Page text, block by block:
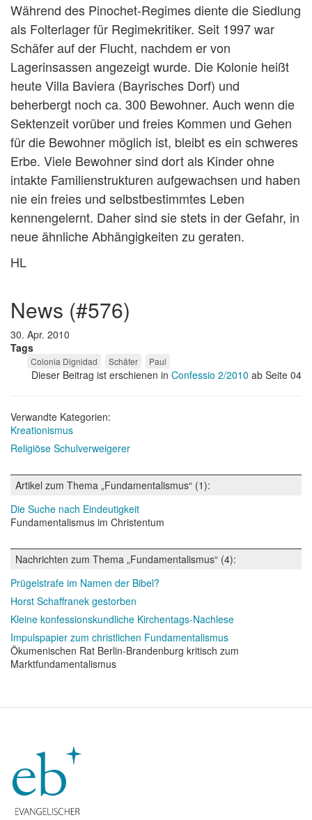
Während des Pinochet-Regimes diente die Siedlung
als Folterlager für Regimekritiker. Seit 1997 war
Schäfer auf der Flucht, nachdem er von
Lagerinsassen angezeigt wurde. Die Kolonie heißt
heute Villa Baviera (Bayrisches Dorf) und
beherbergt noch ca. 300 Bewohner. Auch wenn die
Sektenzeit vorüber und freies Kommen und Gehen
für die Bewohner möglich ist, bleibt es ein schweres
Erbe. Viele Bewohner sind dort als Kinder ohne
intakte Familienstrukturen aufgewachsen und haben
nie ein freies und selbstbestimmtes Leben
kennengelernt. Daher sind sie stets in der Gefahr, in
neue ähnliche Abhängigkeiten zu geraten.
HL
news (#576)
30. Apr. 2010
Tags
Colonia Dignidad Schäfer Paul
Dieser Beitrag ist erschienen in Confessio 2/2010 ab Seite 04
Verwandte Kategorien:
Kreationismus
Religiöse Schulverweigerer
Artikel zum Thema „Fundamentalismus“ (1):
Die Suche nach Eindeutigkeit
Fundamentalismus im Christentum
Nachrichten zum Thema „Fundamentalismus“ (4):
Prügelstrafe im Namen der Bibel?
Horst Schaffranek gestorben
Kleine konfessionskundliche Kirchentags-Nachlese
Impulspapier zum christlichen Fundamentalismus
Ökumenischen Rat Berlin-Brandenburg kritisch zum
Marktfundamentalismus